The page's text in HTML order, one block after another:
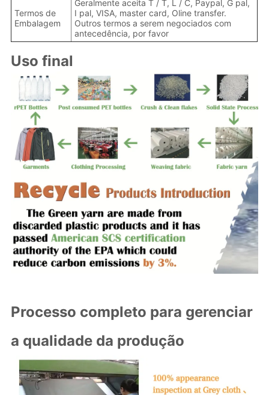
Termos de
Embalagem
Geralmente aceita T / T, L / C, Paypal, G pal,
I pal, VISA, master card, Oline transfer.
Outros termos a serem negociados com
antecedência, por favor
Uso final
Processo completo para gerenciar
a qualidade da produção